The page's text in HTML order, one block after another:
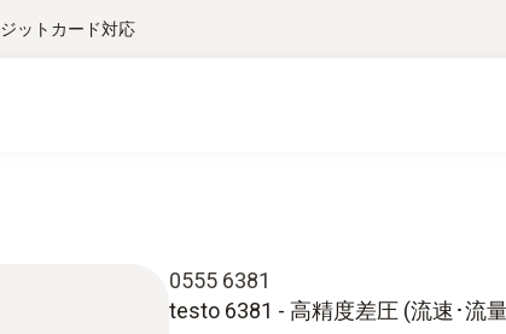
ットカード対応
0555 6381
testo 6381 - 高精度差圧 (流速･流